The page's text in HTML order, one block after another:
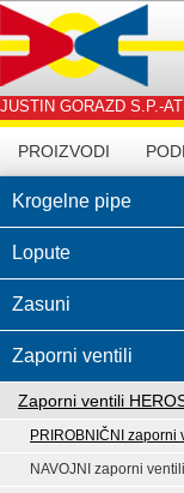
JUSTIN GORAZD S.P.-
PROIZVODI
Krogelne pipe
Lopute
Zasuni
Zaporni ventili
Zaporni ventili
PRIROBNIČNI zaporni
NAVOJNI zaporni ventili